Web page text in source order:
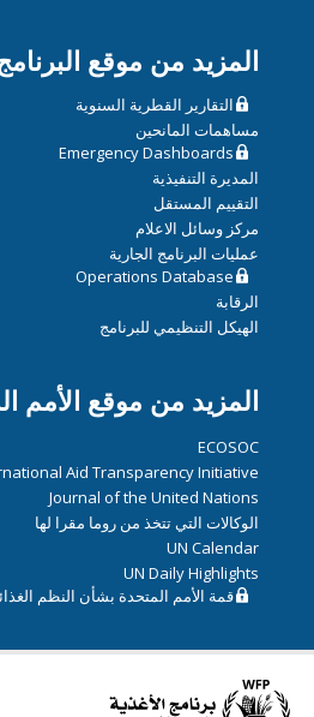
المزيد من موقع
التقارير القطرية السنوية
مساهمات المانحين
Emergency Dashboards
المديرة التنفيذية
التقييم المستقل
مركز وسائل الاعلام
عمليات البرنامج الجارية
Operations Database
الرقابة
الهيكل التنظيمي للبرنامج
المزيد من موقع الأمم
ECOSOC
Aid Transparency Initiative
Journal of the United Nations
الوكالات التي تتخذ من روما مقرا لها
UN Calendar
UN Daily Highlights
قمة الأمم المتحدة بشأن النظم